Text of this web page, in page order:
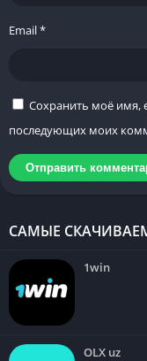
сниженная ставка
Проверил:Редакция
Email*
Сохранить моё имя,
последующих моих
САМЫЕ
1win
OLX uz